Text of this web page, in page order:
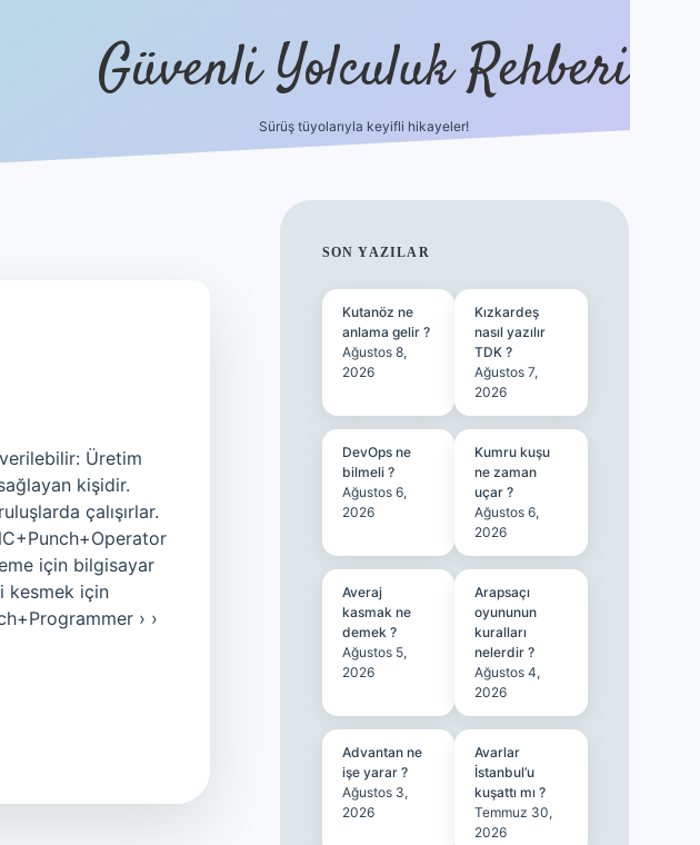
Güvenli Yolculuk Rehberi
Sürüş tüyolarıyla keyifli hikayeler!
Üretim
kişidir.
çalışırlar.
için bilgisayar
kesmek için
› ›
SIDEBAR
SON YAZILAR
Kutanöz ne
anlama gelir ?
Ağustos 8,
2026
Kızkardeş
nasıl yazılır
TDK ?
Ağustos 7,
2026
DevOps ne
bilmeli ?
Ağustos 6,
2026
Kumru kuşu
ne zaman
uçar ?
Ağustos 6,
2026
Averaj
kasmak ne
demek ?
Ağustos 5,
2026
Arapsaçı
oyununun
kuralları
nelerdir ?
Ağustos 4,
2026
Advantan ne
işe yarar ?
Ağustos 3,
2026
Avarlar
İstanbul’u
kuşattı mı ?
Temmuz 30,
2026
grandoperabet